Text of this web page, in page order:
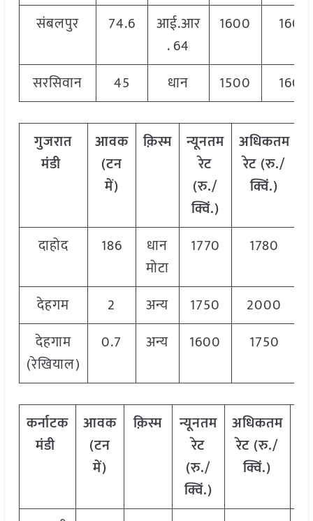
संबलपुर
74.6
आई.आर
. 64
1600 1600
सरसिवान 45 धान 1500 1600
गुजरात
मंडी
आवक
(टन
में)
क़िस्म
न्यूनतम
रेट
(रु./
क्विं.)
अधिकतम
रेट (रु./
क्विं.)
दाहोद
186
धान
मोटा
1770 1780
देहगम 2 अन्य 1750 2000
देहगाम
(रेखियाल)
0.7 अन्य 1600 1750
कर्नाटक
मंडी
आवक
(टन
में)
क़िस्म
न्यूनतम
रेट
(रु./
क्विं.)
अधिकतम
रेट (रु./
क्विं.)